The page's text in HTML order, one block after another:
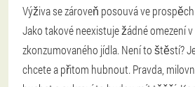
Výživa se zároveň posouvá ve
Jako takové neexistuje žádné omezení
zkonzumovaného jídla. Není to štěstí?
chcete a přitom hubnout. Pravda,